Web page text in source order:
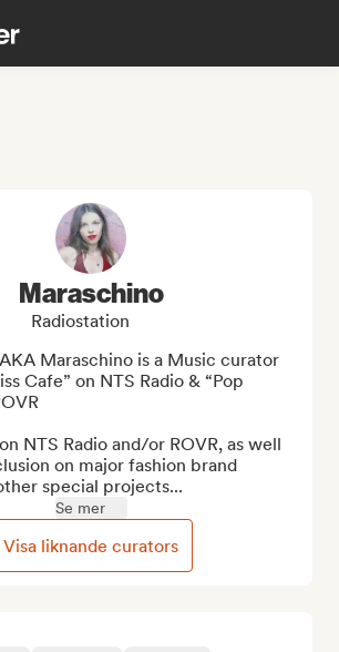
Maraschino
Radiostation
Maraschino is a Music curator
Cafe” on NTS Radio & “Pop
NTS Radio and/or ROVR, as well
on major fashion brand
special projects...
Se mer
Visa liknande curators